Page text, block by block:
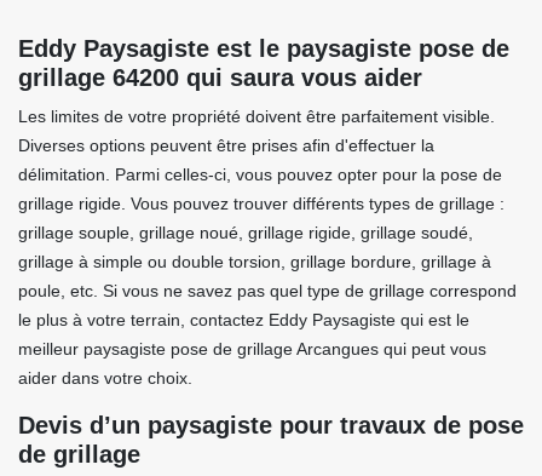
Eddy Paysagiste est le paysagiste pose de
grillage 64200 qui saura vous aider
Les limites de votre propriété doivent être parfaitement visible.
Diverses options peuvent être prises afin d'effectuer la
délimitation. Parmi celles-ci, vous pouvez opter pour la pose de
grillage rigide. Vous pouvez trouver différents types de grillage :
grillage souple, grillage noué, grillage rigide, grillage soudé,
grillage à simple ou double torsion, grillage bordure, grillage à
poule, etc. Si vous ne savez pas quel type de grillage correspond
le plus à votre terrain, contactez Eddy Paysagiste qui est le
meilleur paysagiste pose de grillage Arcangues qui peut vous
aider dans votre choix.
Devis d’un paysagiste pour travaux de pose
de grillage